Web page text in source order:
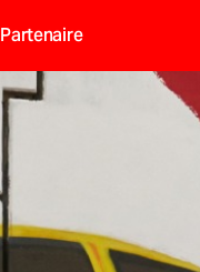
Partenaire